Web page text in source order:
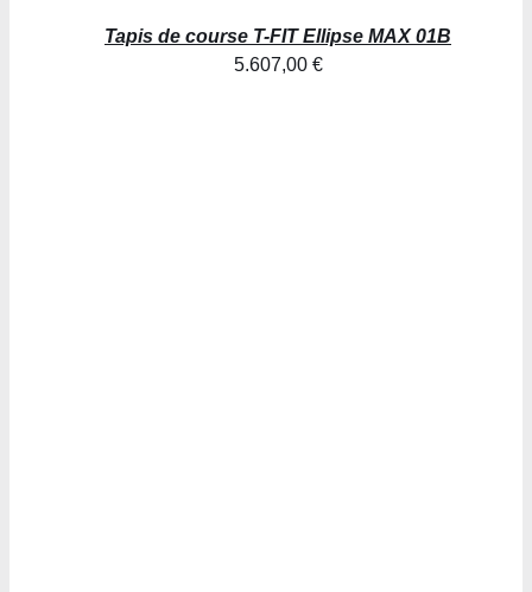
Tapis de course T-FIT Ellipse MAX 01B
5.607,00 €